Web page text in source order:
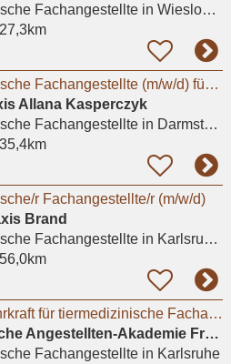
Fachangestelltein Wiesloch, Frauenweiler
27,3km
Tiermedizinische Fachangestellte (m/w/d) für Internistik, Ambulanz & Sprechstunde | Darmstadt
Allana Kasperczyk
Fachangestelltein Darmstadt, Eberstadt
35,4km
r Fachangestellte/r (m/w/d)
Brand
Fachangestelltein Karlsruhe, Mühlburg
56,0km
Nachhilfelehrkraft für tiermedizinische Fachangestellte (m/w/d) in Karlsruhe
DAA Deutsche Angestellten-Akademie Freiburg
Fachangestelltein Karlsruhe